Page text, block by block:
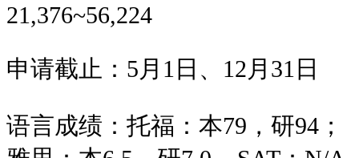
21,376~56,224
申请截止： 5月1日、12月31日
语言成绩： 托福：本79，研94；